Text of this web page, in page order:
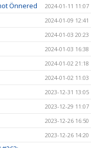
Önnered 2024-01-11 11:07
2024-01-09 12:41
2024-01-03 20:23
2024-01-03 16:38
2024-01-02 21:18
2024-01-02 11:03
2023-12-31 13:05
2023-12-29 11:07
2023-12-26 16:50
2023-12-26 14:20